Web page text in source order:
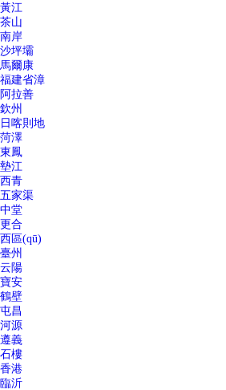
黃江
茶山
南岸
沙坪壩
馬爾康
福建省漳
阿拉善
欽州
日喀則地
菏澤
東鳳
墊江
西青
五家渠
中堂
更合
西區(qū)
臺州
云陽
寶安
鶴壁
屯昌
河源
遵義
石樓
香港
臨沂